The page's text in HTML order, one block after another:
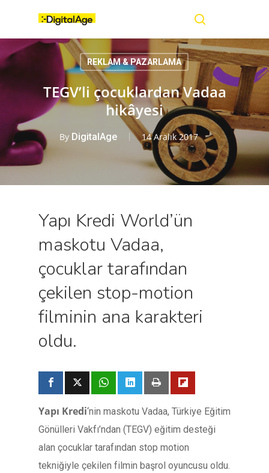
content
REKLAM & PAZARLAMA
TEGV’li çocuklardan Vadaa
hikâyesi
By DigitalAge 14 Aralık 2017
Yapı Kredi World’ün
maskotu Vadaa,
çocuklar tarafından
çekilen stop-motion
filminin ana karakteri
oldu.
Yapı Kredi‘nin maskotu Vadaa, Türkiye Eğitim
Gönülleri Vakfı’ndan (TEGV) eğitim desteği
alan çocuklar tarafından stop motion
tekniğiyle çekilen filmin başrol oyuncusu oldu.